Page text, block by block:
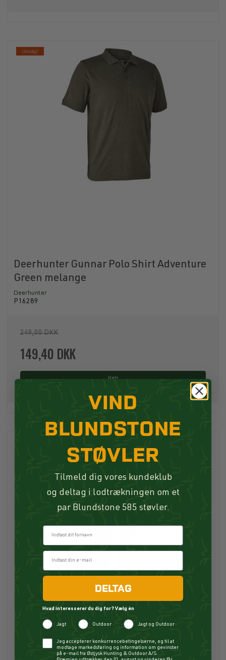
Udsolgt
Deerhunter Gunnar Polo Shirt Adventure
Green melange
Deerhunter
P16289
249,00 DKK
149,40 DKK
Køb
Deerhunter Lady Slogen Zip-Off Bukser
VIND
BLUNDSTONE
STØVLER
Tilmeld dig vores kundeklub
og deltag i lodtrækningen om et
par Blundstone 585 støvler.
Fornavn
DELTAG
Hvad interesserer du dig for? Vælg én
Jagt Outdoor Jagt og Outdoor
CheckboxJeg accepterer konkurrencebetingelserne, og til at
modtage markedsføring og information om gevinster
på e-mail fra Østjysk Hunting & Outdoor A/S.